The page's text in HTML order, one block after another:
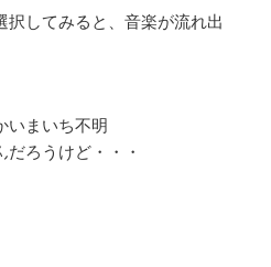
択してみると、音楽が流れ出
いまいち不明
ろうけど・・・